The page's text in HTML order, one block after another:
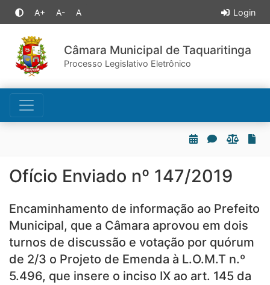
A+ A- A Login
Câmara Municipal de Taquaritinga
Processo Legislativo Eletrônico
Ofício Enviado nº 147/2019
Encaminhamento de informação ao Prefeito
Municipal, que a Câmara aprovou em dois
turnos de discussão e votação por quórum
de 2/3 o Projeto de Emenda à L.O.M.T n.º
5.496, que insere o inciso IX ao art. 145 da